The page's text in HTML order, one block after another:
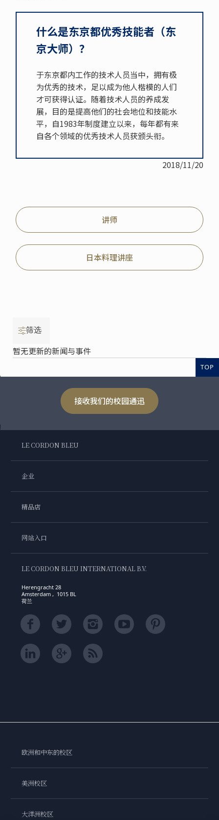
什么是东京都优秀技能者（东
京大师）？
于东京都内工作的技术人员当中，拥有极
为优秀的技术，足以成为他人楷模的人们
才可获得认证。随着技术人员的养成发
展，目的是提高他们的社会地位和技能水
平，自1983年制度建立以来，每年都有来
自各个领域的优秀技术人员获颁头衔。
2018/11/20
讲师
日本料理讲座
筛选
暂无更新的新闻与事件
TOP
接收我们的校园通迅
LE CORDON BLEU
企业
精品店
网站入口
LE CORDON BLEU INTERNATIONAL B.V.
Herengracht 28
Amsterdam , 1015 BL
荷兰
欧洲和中东的校区
美洲校区
大洋洲校区